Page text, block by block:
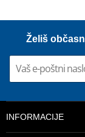
Želiš
INFORMACIJE